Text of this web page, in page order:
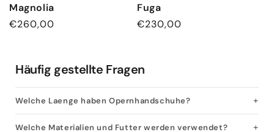
Magnolia
Normaler
€260,00
Fuga
Normaler
€230,00
Häufig gestellte Fragen
Welche Laenge haben Opernhandschuhe?
Welche Materialien und Futter werden verwendet?